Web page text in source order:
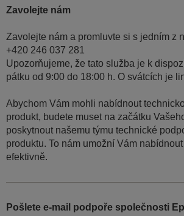
Zavolejte nám
Zavolejte nám a promluvte si s jedním z
+420 246 037 281
Upozorňujeme, že tato služba je k
pátku od 9:00 do 18:00 h. O svátcích je
Abychom Vám mohli nabídnout
produkt, budete muset na začátku
poskytnout našemu týmu technické
produktu. To nám umožní Vám
efektivně.
Pošlete e-mail podpoře společnosti